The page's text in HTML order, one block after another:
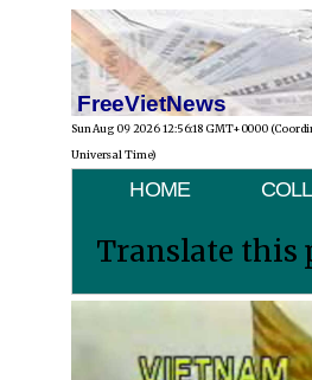
FreeVietNews
Sun Aug 09 2026 12:56:18 GMT+0000
Universal Time)
HOME
Translate this